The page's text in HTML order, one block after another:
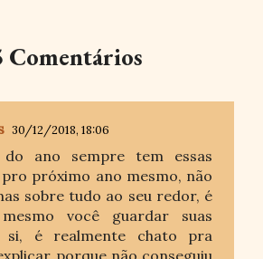
Comentários
30/12/2018, 18:06
do ano sempre tem essas
próximo ano mesmo, não
sobre tudo ao seu redor, é
você guardar suas
si, é realmente chato pra
porque não conseguiu